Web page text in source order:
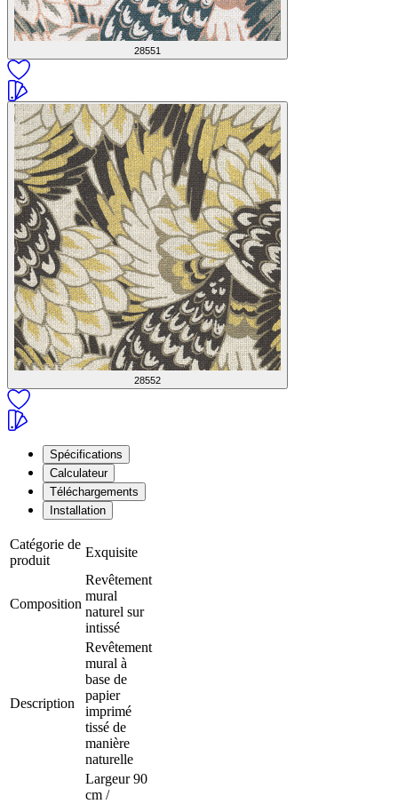
28551
28552
Spécifications
Calculateur
Téléchargements
Installation
Catégorie de
produit
Exquisite
Composition
Revêtement
mural
naturel sur
intissé
Description
Revêtement
mural à
base de
papier
imprimé
tissé de
manière
naturelle
Largeur 90
cm /